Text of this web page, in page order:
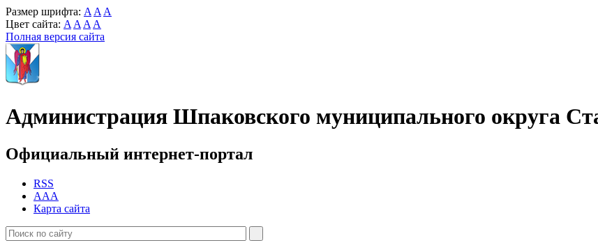
Размер шрифта: A A A
Цвет сайта: A A A A
Полная версия сайта
Администрация Шпаковского муниципального округа
Официальный интернет-портал
RSS
AAA
Карта сайта